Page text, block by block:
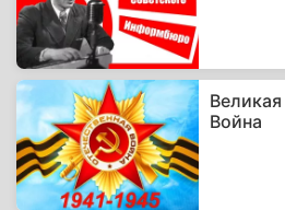
Война